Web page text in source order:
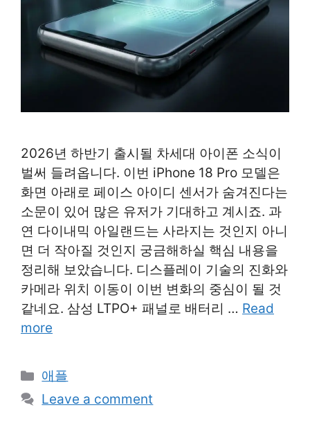
2026년 하반기 출시될 차세대 아이폰 소식이
벌써 들려옵니다. 이번 iPhone 18 Pro 모델은
화면 아래로 페이스 아이디 센서가 숨겨진다는
소문이 있어 많은 유저가 기대하고 계시죠. 과
연 다이내믹 아일랜드는 사라지는 것인지 아니
면 더 작아질 것인지 궁금해하실 핵심 내용을
정리해 보았습니다. 디스플레이 기술의 진화와
카메라 위치 이동이 이번 변화의 중심이 될 것
같네요. 삼성 LTPO+ 패널로 배터리 … Read
more
Categories
애플
Leave a comment